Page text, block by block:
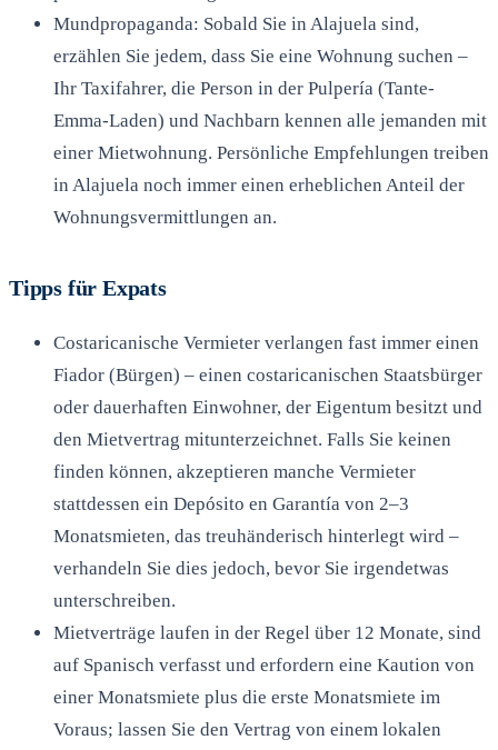
Mundpropaganda: Sobald Sie in Alajuela sind,
erzählen Sie jedem, dass Sie eine Wohnung suchen –
Ihr Taxifahrer, die Person in der Pulpería (Tante-
Emma-Laden) und Nachbarn kennen alle jemanden mit
einer Mietwohnung. Persönliche Empfehlungen treiben
in Alajuela noch immer einen erheblichen Anteil der
Wohnungsvermittlungen an.
Tipps für Expats
Costaricanische Vermieter verlangen fast immer einen
Fiador (Bürgen) – einen costaricanischen Staatsbürger
oder dauerhaften Einwohner, der Eigentum besitzt und
den Mietvertrag mitunterzeichnet. Falls Sie keinen
finden können, akzeptieren manche Vermieter
stattdessen ein Depósito en Garantía von 2–3
Monatsmieten, das treuhänderisch hinterlegt wird –
verhandeln Sie dies jedoch, bevor Sie irgendetwas
unterschreiben.
Mietverträge laufen in der Regel über 12 Monate, sind
auf Spanisch verfasst und erfordern eine Kaution von
einer Monatsmiete plus die erste Monatsmiete im
Voraus; lassen Sie den Vertrag von einem lokalen